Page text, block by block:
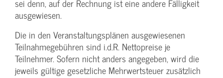
sei denn, auf der Rechnung ist eine andere Fälligkeit
ausgewiesen.
Die in den Veranstaltungsplänen ausgewiesenen
Teilnahmegebühren sind i.d.R. Nettopreise je
Teilnehmer. Sofern nicht anders angegeben, wird die
jeweils gültige gesetzliche Mehrwertsteuer zusätzlich